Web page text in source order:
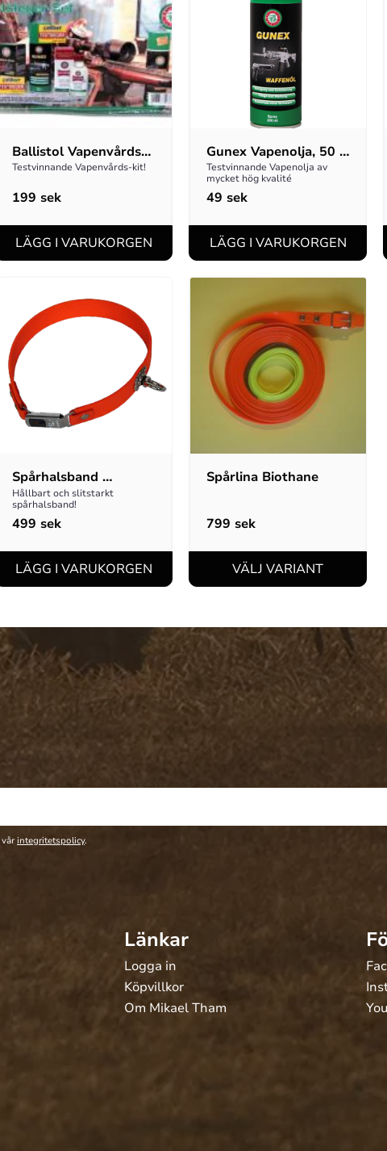
Ballistol Vapenvårds-
kit
Testvinnande Vapenvårds-kit!
199 sek
Gunex Vapenolja, 50
ml
Testvinnande Vapenolja av
mycket hög kvalité
49 sek
Spårhalsband
Biothane
Hållbart och slitstarkt
spårhalsband!
499 sek
Spårlina Biothane
799 sek
integritetspolicy.
Länkar
Logga in
Köpvillkor
Om Mikael Tham